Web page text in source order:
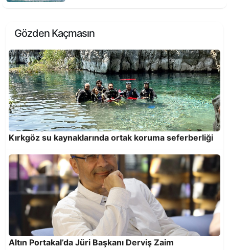
Muratpaşa’dan Türk dünyasına kardeş şehir
adımı
Gözden Kaçmasın
Kırkgöz su kaynaklarında ortak koruma seferberliği
Altın Portakal’da Jüri Başkanı Derviş Zaim